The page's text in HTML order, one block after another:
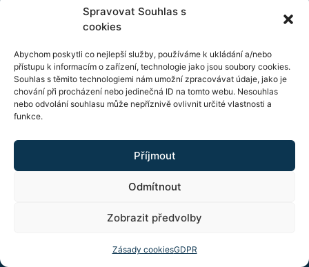
Spravovat Souhlas s
cookies
Abychom poskytli co nejlepší služby, používáme k ukládání a/nebo
přístupu k informacím o zařízení, technologie jako jsou soubory cookies.
Souhlas s těmito technologiemi nám umožní zpracovávat údaje, jako je
chování při procházení nebo jedinečná ID na tomto webu. Nesouhlas
nebo odvolání souhlasu může nepříznivě ovlivnit určité vlastnosti a
funkce.
Příjmout
Odmítnout
Zobrazit předvolby
Zásady cookiesGDPR
investičních příležitostí. Pojďte se o tom
přesvědčit s námi.